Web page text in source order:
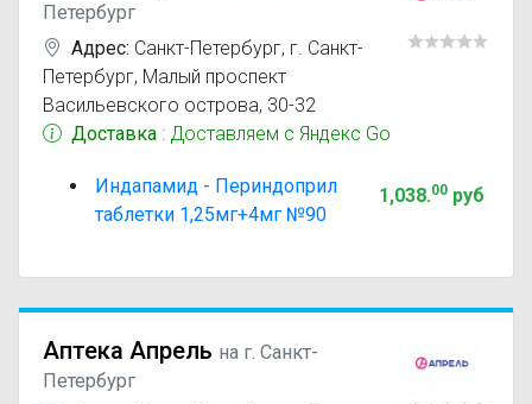
Петербург
Адрес: Санкт-Петербург, г. Санкт-
Петербург, Малый проспект
Васильевского острова, 30-32
Доставка : Доставляем с Яндекс Go
Индапамид - Периндоприл
таблетки 1,25мг+4мг №90
1,038.00руб
Аптека Апрель на г. Санкт-
Петербург